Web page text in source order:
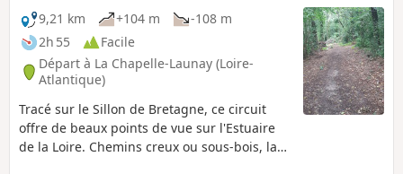
9,21 km
+104 m
-108 m
2h 55
Facile
Départ à La Chapelle-Launay (Loire-
Atlantique)
Tracé sur le Sillon de Bretagne, ce circuit
offre de beaux points de vue sur l'Estuaire
de la Loire. Chemins creux ou sous-bois, la